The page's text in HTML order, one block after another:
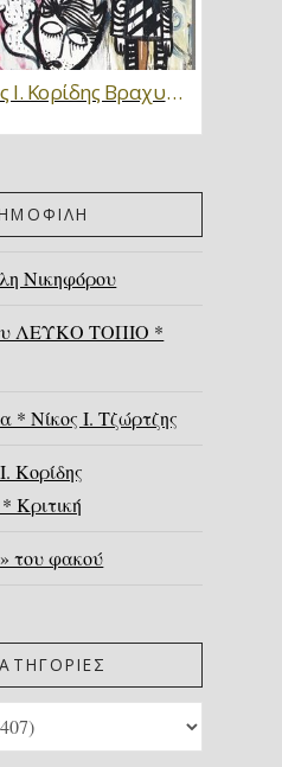
Κωνσταντίνος Ι. Κορίδης Βραχυγραφίες * Κριτική
Νικηφόρου
ΛΕΥΚΟ ΤΟΠΙΟ *
* Νίκος Ι. Τζώρτζης
Κορίδης
Κριτική
του φακού